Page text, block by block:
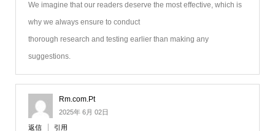
We imagine that our readers deserve the most effective, which is
why we always ensure to conduct
thorough research and testing earlier than making any
suggestions.
Rm.com.Pt
2025年 6月 02日
返信 引用